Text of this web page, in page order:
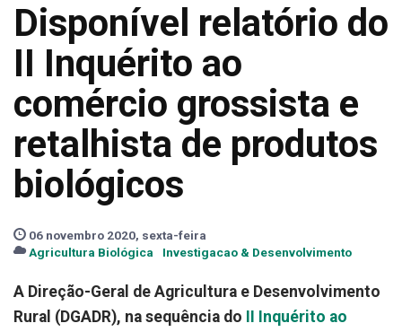
Disponível relatório do
II Inquérito ao
comércio grossista e
retalhista de produtos
biológicos
06 novembro 2020, sexta-feira
Agricultura Biológica
Investigacao & Desenvolvimento
A Direção-Geral de Agricultura e Desenvolvimento
Rural (DGADR), na sequência do
II Inquérito ao